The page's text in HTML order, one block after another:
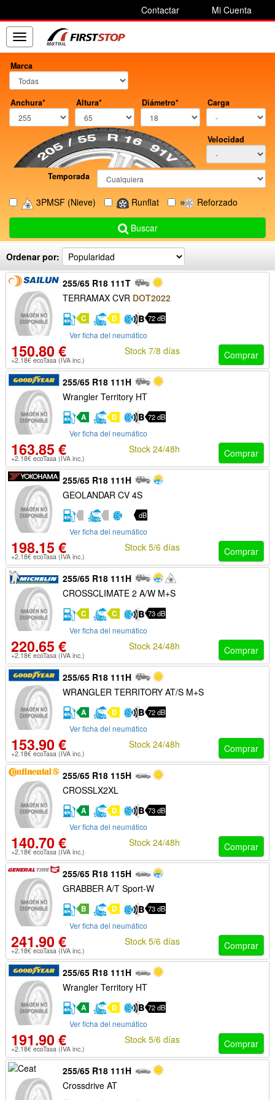
Contactar Mi Cuenta
Toggle
navigation
Marca
Anchura* Altura* Diámetro* Carga
Velocidad
Temporada
3PMSF (Nieve) Runflat Reforzado
Buscar
Ordenar por:
255/65 R18 111T
TERRAMAX CVR DOT2022
C D 72 dB
Ver ficha del neumático
150.80 €
+2.18€ ecoTasa (IVA inc.) Comprar
Stock 7/8 días
255/65 R18 111H
Wrangler Territory HT
A D 72 dB
Ver ficha del neumático
163.85 €
+2.18€ ecoTasa (IVA inc.) Comprar
Stock 24/48h
255/65 R18 111H
GEOLANDAR CV 4S
dB
Ver ficha del neumático
198.15 €
+2.18€ ecoTasa (IVA inc.) Comprar
Stock 5/6 días
255/65 R18 111H
CROSSCLIMATE 2 A/W M+S
C C 73 dB
Ver ficha del neumático
220.65 €
+2.18€ ecoTasa (IVA inc.) Comprar
Stock 24/48h
255/65 R18 111H
WRANGLER TERRITORY AT/S M+S
A D 72 dB
Ver ficha del neumático
153.90 €
+2.18€ ecoTasa (IVA inc.) Comprar
Stock 24/48h
255/65 R18 115H
CROSSLX2XL
A D 73 dB
Ver ficha del neumático
140.70 €
+2.18€ ecoTasa (IVA inc.) Comprar
Stock 24/48h
255/65 R18 115H
GRABBER A/T Sport-W
B D 73 dB
Ver ficha del neumático
241.90 €
+2.18€ ecoTasa (IVA inc.) Comprar
Stock 5/6 días
255/65 R18 111H
Wrangler Territory HT
A D 72 dB
Ver ficha del neumático
191.90 €
+2.18€ ecoTasa (IVA inc.) Comprar
Stock 5/6 días
255/65 R18 111H
Crossdrive AT